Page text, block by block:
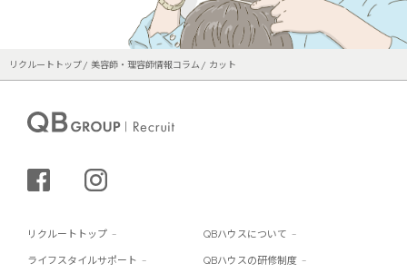
リクルートトップ 美容師・理容師情報コラム カット
シェアする
リクルートトップ QBハウスについて
ライフスタイルサポート QBハウスの研修制度